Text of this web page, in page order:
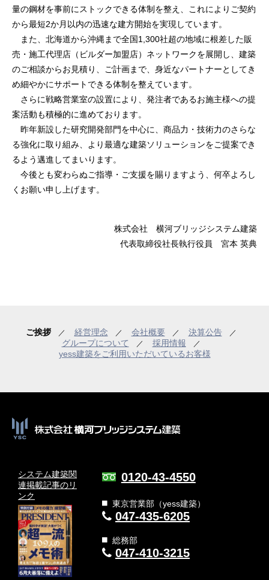
量の鋼材を事前にストックできる体制を整え、これによりご契約
から最短2か月以内の迅速な建方開始を実現しています。
また、北海道から沖縄まで全国1,300社超の地域に根差した販
売・施工代理店（ビルダー加盟店）ネットワークを展開し、建築
のご相談からお見積り、ご計画まで、身近なパートナーとしてき
め細やかにサポートできる体制を整えています。
さらに戦略営業室の設置により、発注者であるお施主様への提
案活動も積極的に進めております。
昨年新設した研究開発部門を中心に、商品力・技術力のさらな
る強化に取り組み、より最適な建築ソリューションをご提案でき
るよう邁進してまいります。
今後とも変わらぬご指導・ご支援を賜りますよう、何卒よろし
くお願い申し上げます。
株式会社 横河ブリッジシステム建築
代表取締役社長執行役員 宮本 英典
ご挨拶／ 経営理念 ／ 会社概要／ 決算公告／
グループについて ／ 採用情報 ／
yess建築をご利用いただいているお客様
システム建築関
連掲載記事のリ
ンク
0120-43-4550
東京営業部（yess建築）
047-435-6205
総務部
047-410-3215